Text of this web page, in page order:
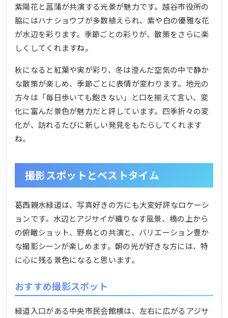
紫陽花と菖蒲が共演する光景が魅力です。越谷市役所の
脇にはハナショウブが多数植えられ、紫や白の優雅な花
が水辺を彩ります。季節ごとの彩りが、散策をさらに楽
しくしてくれますね。
秋になると紅葉や実が彩り、冬は澄んだ空気の中で静か
な散策が楽しめ、季節ごとに表情が変わります。地元の
方々は「毎日歩いても飽きない」と口を揃えて言い、変
化に富んだ景色が魅力だと評しています。四季折々の変
化が、訪れるたびに新しい発見をもたらしてくれます
ね。
撮影スポットとベストタイム
葛西親水緑道は、写真好きの方にも大変好評なロケーシ
ョンです。水辺とアジサイが織りなす風景、橋の上から
の俯瞰ショット、野鳥との共演と、バリエーション豊か
な撮影シーンが楽しめます。朝の光が好きな方には、特
に心に残る景色になると思います。
おすすめ撮影スポット
緑道入口がある中央市民会館横は、左右に広がるアジサ